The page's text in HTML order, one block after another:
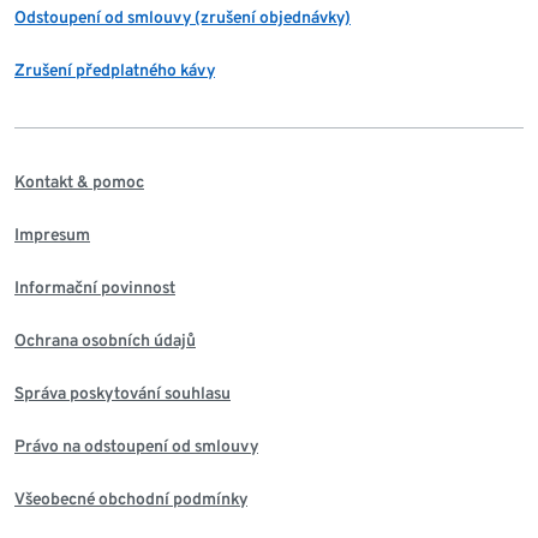
Odstoupení od smlouvy (zrušení objednávky)
Zrušení předplatného kávy
Kontakt & pomoc
Impresum
Informační povinnost
Ochrana osobních údajů
Správa poskytování souhlasu
Právo na odstoupení od smlouvy
Všeobecné obchodní podmínky